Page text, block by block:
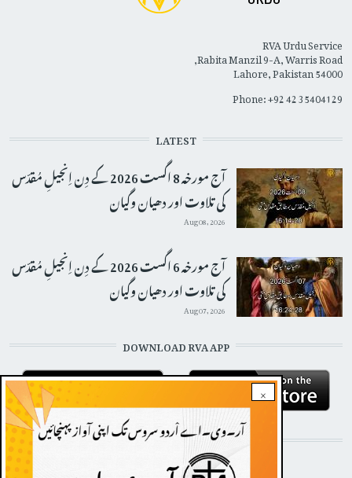
×
RVA Urdu Service
Rabita Manzil 9-A, Warris Road,
Lahore, Pakistan 54000
Phone: +92 42 35404129
LATEST
آج مورخہ 8 اگست 2026 کے دِن اِنجیلِ مُقدّس
کی تلاوت اور دھیان وگیان
Aug 08, 2026
آج مورخہ 6 اگست 2026 کے دِن اِنجیلِ مُقدّس
کی تلاوت اور دھیان وگیان
Aug 07, 2026
DOWNLOAD RVA APP
STAY CONNECTED WITH US!